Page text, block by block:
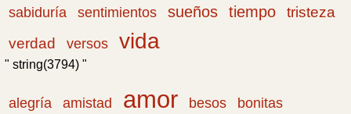
sabiduría sentimientos sueños tiempo
tristeza
verdad
versos vida
" string(3794) "
alegría amistad amor besos
bonitas